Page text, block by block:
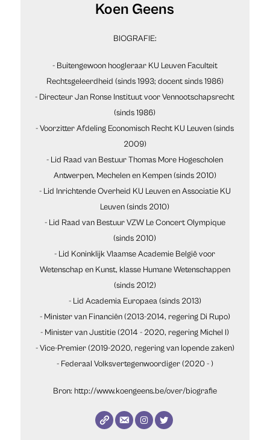
Koen Geens
BIOGRAFIE:
- Buitengewoon hoogleraar KU Leuven Faculteit
Rechtsgeleerdheid (sinds 1993; docent sinds 1986)
- Directeur Jan Ronse Instituut voor Vennootschapsrecht
(sinds 1986)
- Voorzitter Afdeling Economisch Recht KU Leuven (sinds
2009)
- Lid Raad van Bestuur Thomas More Hogescholen
Antwerpen, Mechelen en Kempen (sinds 2010)
- Lid Inrichtende Overheid KU Leuven en Associatie KU
Leuven (sinds 2010)
- Lid Raad van Bestuur VZW Le Concert Olympique
(sinds 2010)
- Lid Koninklijk Vlaamse Academie België voor
Wetenschap en Kunst, klasse Humane Wetenschappen
(sinds 2012)
- Lid Academia Europaea (sinds 2013)
- Minister van Financiën (2013-2014, regering Di Rupo)
- Minister van Justitie (2014 - 2020, regering Michel I)
- Vice-Premier (2019-2020, regering van lopende zaken)
- Federaal Volksvertegenwoordiger (2020 - )
Bron: http://www.koengeens.be/over/biografie